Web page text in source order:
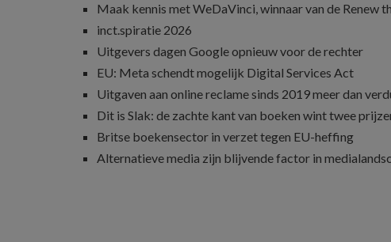
Maak kennis met WeDaVinci, winnaar van de Renew
inct.spiratie 2026
Uitgevers dagen Google opnieuw voor de rechter
EU: Meta schendt mogelijk Digital Services Act
Uitgaven aan online reclame sinds 2019 meer dan
Dit is Slak: de zachte kant van boeken wint twee
Britse boekensector in verzet tegen EU-heffing
Alternatieve media zijn blijvende factor in